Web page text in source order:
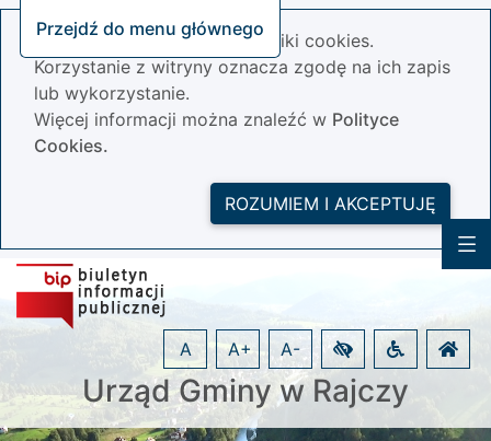
Przejdź do menu głównego
Nasza strona wykorzystuje pliki cookies.
Korzystanie z witryny oznacza zgodę na ich zapis
lub wykorzystanie.
Więcej informacji można znaleźć w Polityce
Cookies.
ROZUMIEM I AKCEPTUJĘ
Urząd Gminy w Rajczy
A A+ A-